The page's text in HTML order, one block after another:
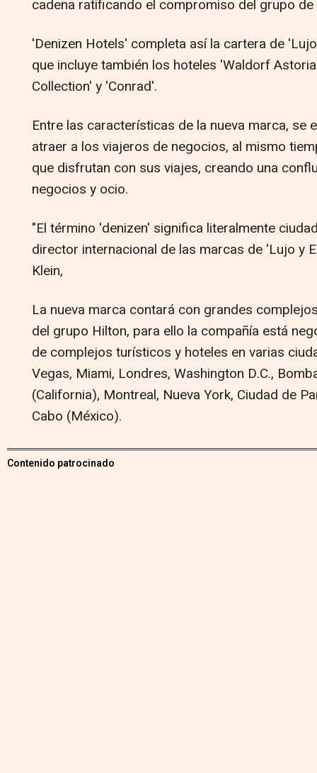
cadena ratificando el compromiso del grupo
'Denizen Hotels' completa así la cartera de
que incluye también los hoteles 'Waldorf
Collection' y 'Conrad'.
Entre las características de la nueva marca, se
atraer a los viajeros de negocios, al mismo
que disfrutan con sus viajes, creando una
negocios y ocio.
"El término 'denizen' significa literalmente
director internacional de las marcas de 'Lujo y
Klein,
La nueva marca contará con grandes
del grupo Hilton, para ello la compañía está
de complejos turísticos y hoteles en varias
Vegas, Miami, Londres, Washington D.C.,
(California), Montreal, Nueva York, Ciudad de
Cabo (México).
Contenido patrocinado